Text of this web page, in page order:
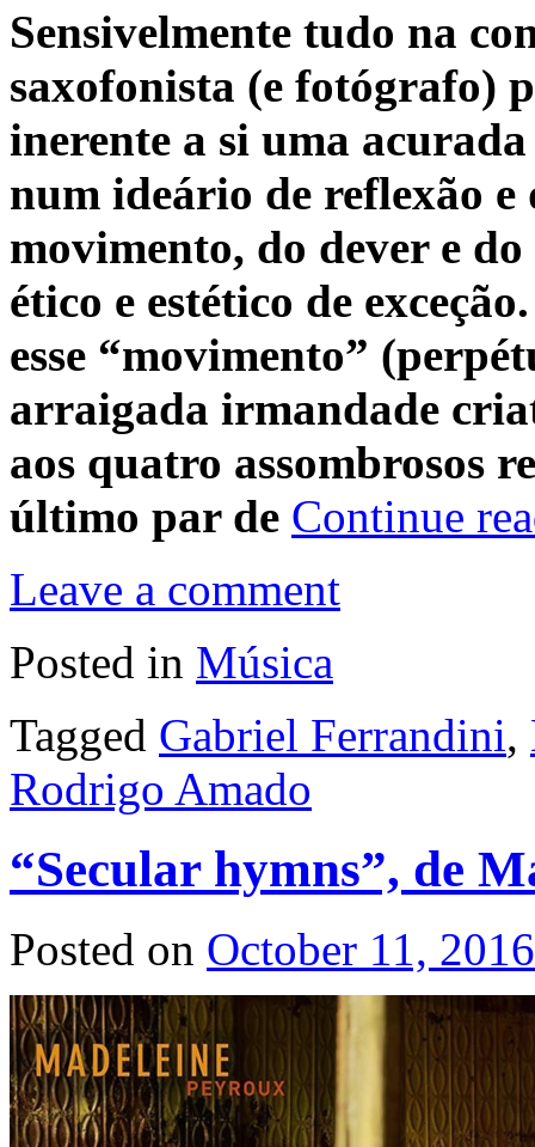
Sensivelmente tudo na
saxofonista (e fotógrafo)
inerente a si uma
num ideário de reflexão e
movimento, do dever e
ético e estético de
esse “movimento”
arraigada irmandade
aos quatro assombrosos
último par de Continue
Leave a comment
Posted in Música
Tagged Gabriel Ferrandini,
Rodrigo Amado
“Secular hymns”, de
Posted on October 11, 2016